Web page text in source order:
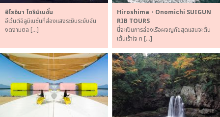
ฮิโรชิมา โดริมิเนชั่น
อีเว้นต์อิลูมิเนชั่นที่ส่องแสงระยิบระยับอัน
งดงามตล […]
Hiroshima・Onomichi SUIGUN
RIB TOURS
นี่จะเป็นการล่องเรือผจญภัยสุดแสนจะตื่น
เต้นเร้าใจ ท […]